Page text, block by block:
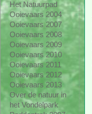
Het Natuurpad
Ooievaars 2004
Ooievaars 2007
Ooievaars 2008
Ooievaars 2009
Ooievaars 2010
Ooievaars 2011
Ooievaars 2012
Ooievaars 2013
Over de natuur in
het Vondelpark